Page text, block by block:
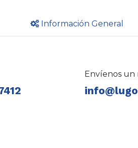
Información General
Envíenos un